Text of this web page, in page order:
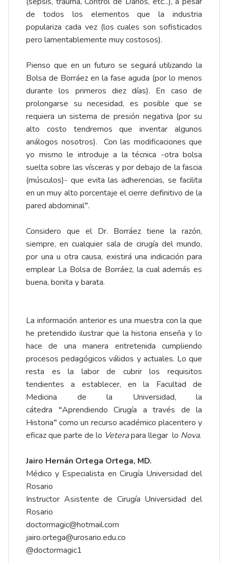
de todos los elementos que la industria
populariza cada vez (los cuales son sofisticados
pero lamentablemente muy costosos).
Pienso que en un futuro se seguirá utilizando la
Bolsa de Borráez en la fase aguda (por lo menos
durante los primeros diez días). En caso de
prolongarse su necesidad, es posible que se
requiera un sistema de presión negativa (por su
alto costo tendremos que inventar algunos
análogos nosotros). Con las modificaciones que
yo mismo le introduje a la técnica -otra bolsa
suelta sobre las vísceras y por debajo de la fascia
(músculos)- que evita las adherencias, se facilita
en un muy alto porcentaje el cierre definitivo de la
pared abdominal”.
Considero que el Dr. Borráez tiene la razón,
siempre, en cualquier sala de cirugía del mundo,
por una u otra causa, existirá una indicación para
emplear La Bolsa de Borráez, la cual además es
buena, bonita y barata.
La información anterior es una muestra con la que
he pretendido ilustrar que la historia enseña y lo
hace de una manera entretenida cumpliendo
procesos pedagógicos válidos y actuales. Lo que
resta es la labor de cubrir los requisitos
tendientes a establecer, en la Facultad de
Medicina de la Universidad, la
cátedra “Aprendiendo Cirugía a través de la
Historia” como un recurso académico placentero y
eficaz que parte de lo Veterapara llegar lo Nova.
Jairo Hernán Ortega Ortega, MD.
Médico y Especialista en Cirugía Universidad del
Rosario
Instructor Asistente de Cirugía Universidad del
Rosario
doctormagic@hotmail.com
jairo.ortega@urosario.edu.co
@doctormagic1